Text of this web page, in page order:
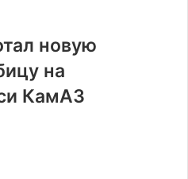
новую
на
КамАЗ